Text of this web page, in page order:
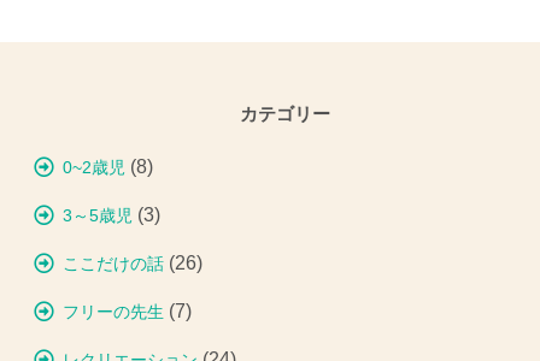
カテゴリー
0~2歳児 (8)
3～5歳児 (3)
ここだけの話 (26)
フリーの先生 (7)